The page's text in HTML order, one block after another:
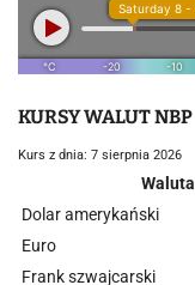
KURSY WALUT NBP
Kurs z dnia: 7 sierpnia 2026
Waluta
Dolar amerykański
Euro
Frank szwajcarski